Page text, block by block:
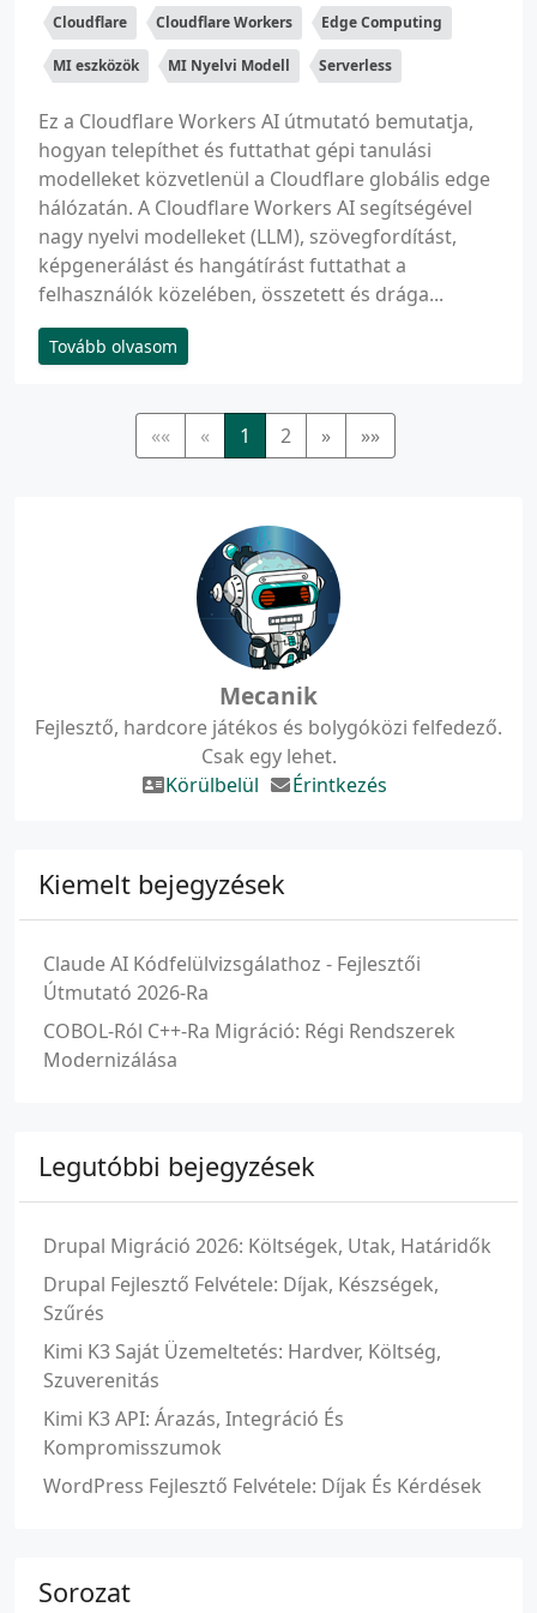
Cloudflare Cloudflare Workers Edge Computing
MI eszközök MI Nyelvi Modell Serverless
Ez a Cloudflare Workers AI útmutató bemutatja,
hogyan telepíthet és futtathat gépi tanulási
modelleket közvetlenül a Cloudflare globális edge
hálózatán. A Cloudflare Workers AI segítségével
nagy nyelvi modelleket (LLM), szövegfordítást,
képgenerálást és hangátírást futtathat a
felhasználók közelében, összetett és drága...
Tovább olvasom
«« « 1 2 » »»
Mecanik
Fejlesztő, hardcore játékos és bolygóközi felfedező.
Csak egy lehet.
Körülbelül
Érintkezés
Kiemelt bejegyzések
Claude AI Kódfelülvizsgálathoz - Fejlesztői
Útmutató 2026-Ra
COBOL-Ról C++-Ra Migráció: Régi Rendszerek
Modernizálása
Legutóbbi bejegyzések
Drupal Migráció 2026: Költségek, Utak, Határidők
Drupal Fejlesztő Felvétele: Díjak, Készségek,
Szűrés
Kimi K3 Saját Üzemeltetés: Hardver, Költség,
Szuverenitás
Kimi K3 API: Árazás, Integráció És
Kompromisszumok
WordPress Fejlesztő Felvétele: Díjak És Kérdések
Sorozat